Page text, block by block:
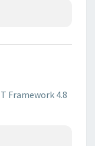
Framework 4.8